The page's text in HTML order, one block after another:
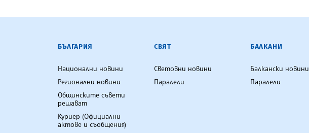
БЪЛГАРСКА ТЕЛЕГРАФНА АГЕНЦИЯ
БЪЛГАРИЯ
Национални новини
Регионални новини
Общинските съвети
решават
Куриер (Официални
актове и съобщения)
СВЯТ
Световни новини
Паралели
БАЛКАНИ
Балкански новини
Паралели